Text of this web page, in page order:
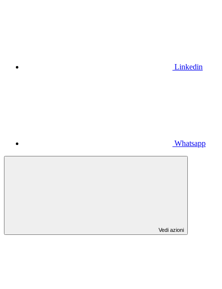
Linkedin
Whatsapp
Vedi azioni